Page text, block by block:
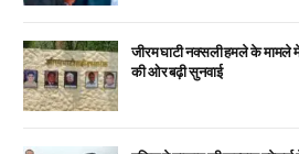
जीरम घाटी नक्सली हमले के
की ओर बढ़ी सुनवाई